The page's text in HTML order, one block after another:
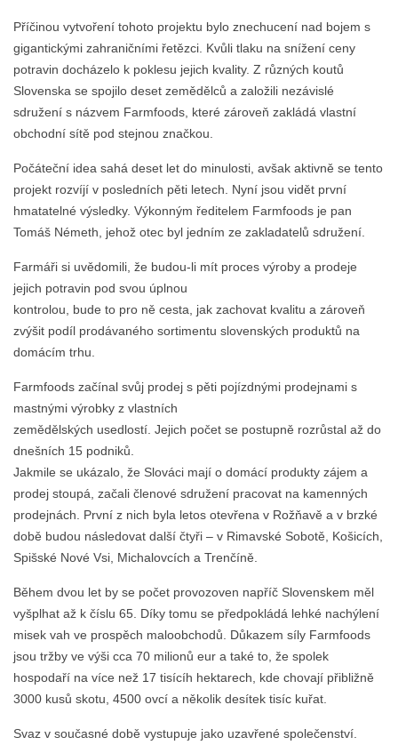
Příčinou vytvoření tohoto projektu bylo znechucení nad bojem s
gigantickými zahraničními řetězci. Kvůli tlaku na snížení ceny
potravin docházelo k poklesu jejich kvality. Z různých koutů
Slovenska se spojilo deset zemědělců a založili nezávislé
sdružení s názvem Farmfoods, které zároveň zakládá vlastní
obchodní sítě pod stejnou značkou.
Počáteční idea sahá deset let do minulosti, avšak aktivně se tento
projekt rozvíjí v posledních pěti letech. Nyní jsou vidět první
hmatatelné výsledky. Výkonným ředitelem Farmfoods je pan
Tomáš Németh, jehož otec byl jedním ze zakladatelů sdružení.
Farmáři si uvědomili, že budou-li mít proces výroby a prodeje
jejich potravin pod svou úplnou
kontrolou, bude to pro ně cesta, jak zachovat kvalitu a zároveň
zvýšit podíl prodávaného sortimentu slovenských produktů na
domácím trhu.
Farmfoods začínal svůj prodej s pěti pojízdnými prodejnami s
mastnými výrobky z vlastních
zemědělských usedlostí. Jejich počet se postupně rozrůstal až do
dnešních 15 podniků.
Jakmile se ukázalo, že Slováci mají o domácí produkty zájem a
prodej stoupá, začali členové sdružení pracovat na kamenných
prodejnách. První z nich byla letos otevřena v Rožňavě a v brzké
době budou následovat další čtyři – v Rimavské Sobotě, Košicích,
Spišské Nové Vsi, Michalovcích a Trenčíně.
Během dvou let by se počet provozoven napříč Slovenskem měl
vyšplhat až k číslu 65. Díky tomu se předpokládá lehké nachýlení
misek vah ve prospěch maloobchodů. Důkazem síly Farmfoods
jsou tržby ve výši cca 70 milionů eur a také to, že spolek
hospodaří na více než 17 tisícíh hektarech, kde chovají přibližně
3000 kusů skotu, 4500 ovcí a několik desítek tisíc kuřat.
Svaz v současné době vystupuje jako uzavřené společenství.